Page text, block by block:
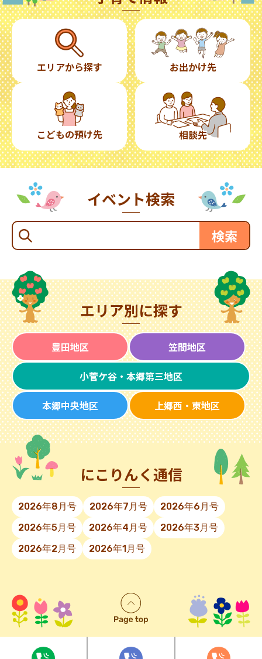
エリアから探す お出かけ先
こどもの預け先 相談先
イベント検索
エリア別に探す
豊田地区 笠間地区
小菅ケ谷・本郷第三地区
本郷中央地区 上郷西・東地区
にこりんく通信
2026年8月号 2026年7月号
2026年6月号
2026年5月号
2026年4月号
2026年3月号
2026年2月号
2026年1月号